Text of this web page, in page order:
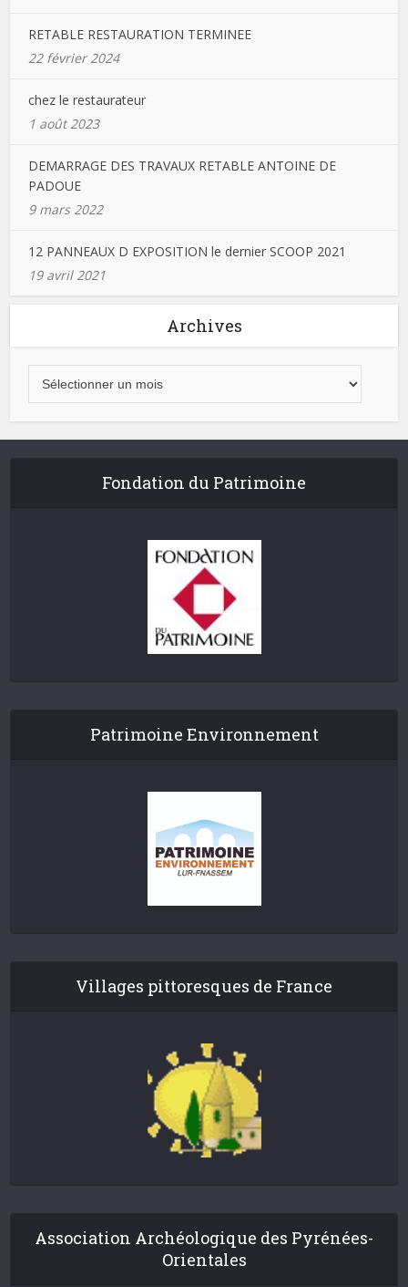
RETABLE RESTAURATION TERMINEE
22 février 2024
chez le restaurateur
1 août 2023
DEMARRAGE DES TRAVAUX RETABLE ANTOINE DE
PADOUE
9 mars 2022
12 PANNEAUX D EXPOSITION le dernier SCOOP 2021
19 avril 2021
Archives
Fondation du Patrimoine
Patrimoine Environnement
Villages pittoresques de France
Association Archéologique des Pyrénées-
Orientales